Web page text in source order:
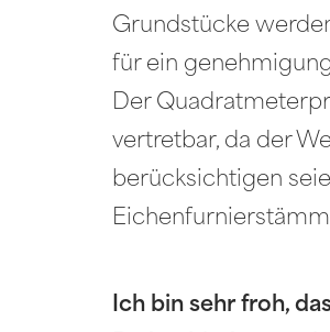
Grundstücke
für ein
Der
vertretbar, da der
berücksichtigen
Ich bin sehr froh,